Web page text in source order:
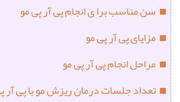
سن مناسب برا ی انجام پی آر پی مو
مزایای پی آر پی مو
مراحل انجام پی آر پی مو
تعداد جلسات درمان ریزش مو با پی آر